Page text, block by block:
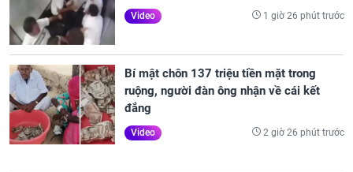
Video 1 giờ 26 phút trước
Bí mật chôn 137 triệu tiền mặt trong
ruộng, người đàn ông nhận về cái kết
đắng
Video 2 giờ 26 phút trước